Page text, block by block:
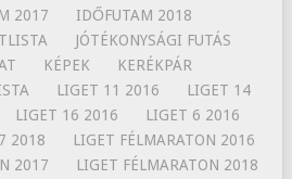
2017
IDŐFUTAM 2018
JÓTÉKONYSÁGI FUTÁS
KÉPEK
KERÉKPÁR
LIGET 11 2016
LIGET 14
LIGET 16 2016
LIGET 6 2016
2018
LIGET FÉLMARATON 2016
2017
LIGET FÉLMARATON 2018